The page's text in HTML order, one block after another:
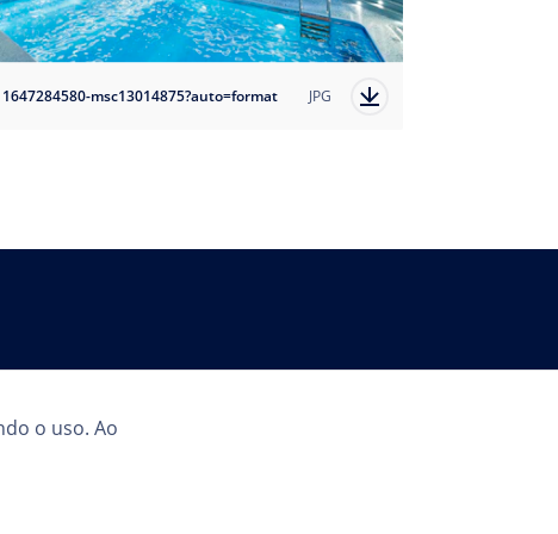
o uso. Ao
1647284580-msc13014875?auto=format JPG